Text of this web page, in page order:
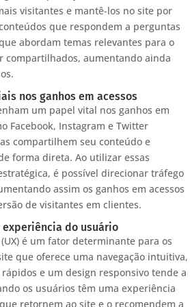
visitantes e mantê-los no site por
que respondem a perguntas
abordam temas relevantes para o
compartilhados, aumentando ainda
nos ganhos em acessos
um papel vital nos ganhos em
Facebook, Instagram e Twitter
compartilhem seu conteúdo e
forma direta. Ao utilizar essas
é possível direcionar tráfego
assim os ganhos em acessos
de visitantes em clientes.
experiência do usuário
é um fator determinante para os
que oferece uma navegação intuitiva,
e um design responsivo tende a
os usuários têm uma experiência
retornem ao site e o recomendem a